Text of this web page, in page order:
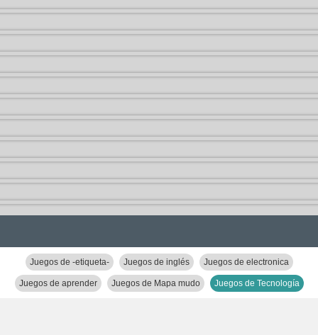
Juegos de -etiqueta- Juegos de inglés Juegos de electronica
Juegos de aprender Juegos de Mapa mudo Juegos de Tecnología